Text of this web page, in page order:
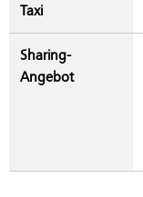
Taxi
Sharing-
Angebot